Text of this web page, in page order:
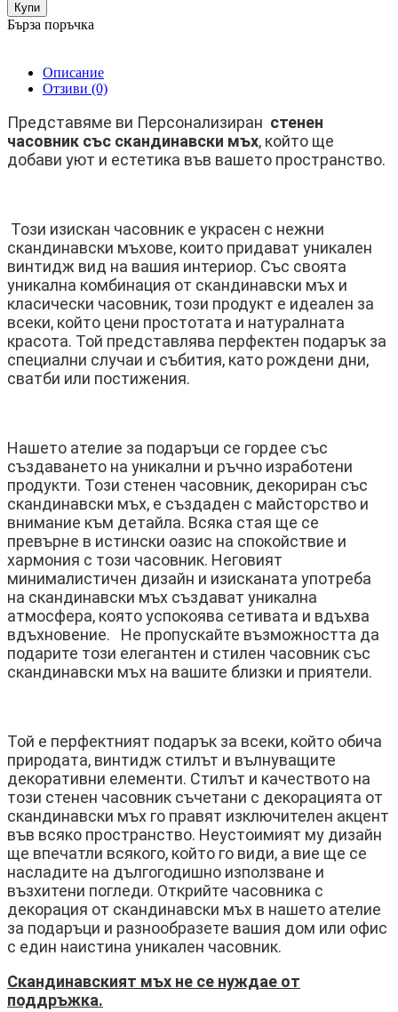
Купи
Бърза поръчка
Описание
Отзиви (0)
Представяме ви Персонализиран стенен
часовник със скандинавски мъх, който ще
добави уют и естетика във вашето пространство.
Този изискан часовник е украсен с нежни
скандинавски мъхове, които придават уникален
винтидж вид на вашия интериор. Със своята
уникална комбинация от скандинавски мъх и
класически часовник, този продукт е идеален за
всеки, който цени простотата и натуралната
красота. Той представлява перфектен подарък за
специални случаи и събития, като рождени дни,
сватби или постижения.
Нашето ателие за подаръци се гордее със
създаването на уникални и ръчно изработени
продукти. Този стенен часовник, декориран със
скандинавски мъх, е създаден с майсторство и
внимание към детайла. Всяка стая ще се
превърне в истински оазис на спокойствие и
хармония с този часовник. Неговият
минималистичен дизайн и изисканата употреба
на скандинавски мъх създават уникална
атмосфера, която успокоява сетивата и вдъхва
вдъхновение. Не пропускайте възможността да
подарите този елегантен и стилен часовник със
скандинавски мъх на вашите близки и приятели.
Той е перфектният подарък за всеки, който обича
природата, винтидж стилът и вълнуващите
декоративни елементи. Стилът и качеството на
този стенен часовник съчетани с декорацията от
скандинавски мъх го правят изключителен акцент
във всяко пространство. Неустоимият му дизайн
ще впечатли всякого, който го види, а вие ще се
насладите на дългогодишно използване и
възхитени погледи. Открийте часовника с
декорация от скандинавски мъх в нашето ателие
за подаръци и разнообразете вашия дом или офис
с един наистина уникален часовник.
Скандинавският мъх не се нуждае от
поддръжка.